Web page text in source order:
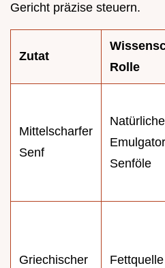
Gericht präzise steuern.
Zutat
Rolle
Mittelscharfer
Senf
Senföle
Griechischer